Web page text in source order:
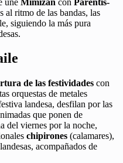
al ritmo de las bandas, las
siguiendo la más pura
de las festividades con
orquestas de metales
landesa, desfilan por las
que ponen de
del viernes por la noche,
chipirones (calamares),
acompañados de